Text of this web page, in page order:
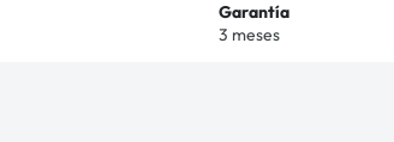
Garantía
3 meses